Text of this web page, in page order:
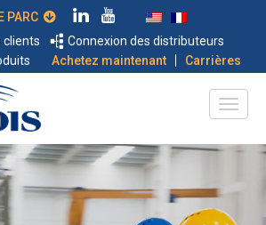
clients
Connexion des distributeurs
Achetez maintenant | Carrières